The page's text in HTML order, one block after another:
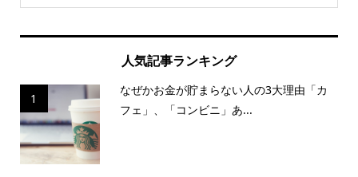
人気記事ランキング
1
なぜかお金が貯まらない人の3大理由「カ
フェ」、「コンビニ」あ...